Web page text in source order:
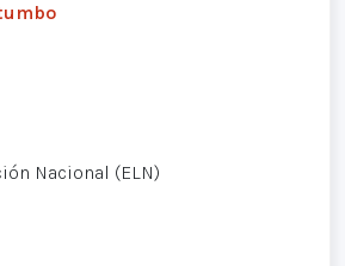
Nacional (ELN)